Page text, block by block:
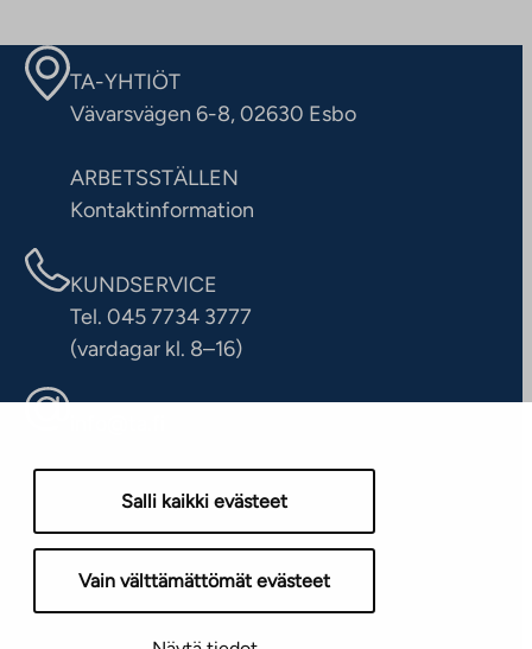
Salli kaikki evästeet
Vain välttämättömät evästeet
TA-YHTIÖT
Vävarsvägen 6-8, 02630 Esbo
ARBETSSTÄLLEN
Kontaktinformation
KUNDSERVICE
Tel. 045 7734 3777
(vardagar kl. 8–16)